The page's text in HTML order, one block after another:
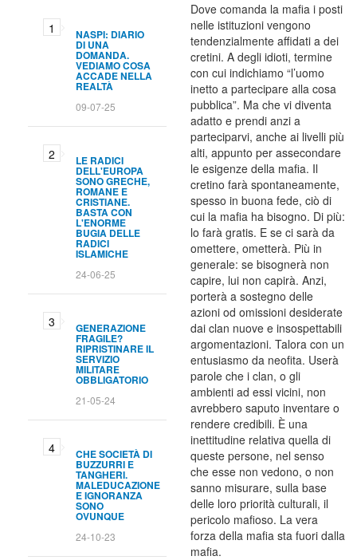
NASPI: DIARIO
DI UNA
DOMANDA.
VEDIAMO COSA
ACCADE NELLA
REALTÀ
09-07-25
LE RADICI
DELL'EUROPA
SONO GRECHE,
ROMANE E
CRISTIANE.
BASTA CON
L'ENORME
BUGIA DELLE
RADICI
ISLAMICHE
24-06-25
GENERAZIONE
FRAGILE?
RIPRISTINARE IL
SERVIZIO
MILITARE
OBBLIGATORIO
21-05-24
CHE SOCIETÀ DI
BUZZURRI E
TANGHERI.
MALEDUCAZIONE
E IGNORANZA
SONO
OVUNQUE
24-10-23
Dove comanda la mafia i posti
nelle istituzioni vengono
tendenzialmente affidati a dei
cretini. A degli idioti, termine
con cui indichiamo “l’uomo
inetto a partecipare alla cosa
pubblica”. Ma che vi diventa
adatto e prendi anzi a
parteciparvi, anche ai livelli più
alti, appunto per assecondare
le esigenze della mafia. Il
cretino farà spontaneamente,
spesso in buona fede, ciò di
cui la mafia ha bisogno. Di più:
lo farà gratis. E se ci sarà da
omettere, ometterà. Più in
generale: se bisognerà non
capire, lui non capirà. Anzi,
porterà a sostegno delle
azioni od omissioni desiderate
dai clan nuove e insospettabili
argomentazioni. Talora con un
entusiasmo da neofita. Userà
parole che i clan, o gli
ambienti ad essi vicini, non
avrebbero saputo inventare o
rendere credibili. È una
inettitudine relativa quella di
queste persone, nel senso
che esse non vedono, o non
sanno misurare, sulla base
delle loro priorità culturali, il
pericolo mafioso. La vera
forza della mafia sta fuori dalla
mafia.